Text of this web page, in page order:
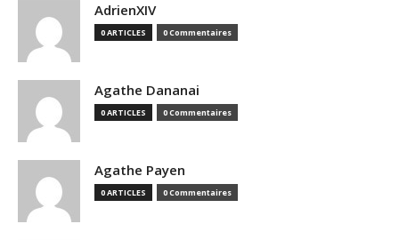
AdrienXIV
0 ARTICLES 0 Commentaires
Agathe Dananai
0 ARTICLES 0 Commentaires
Agathe Payen
0 ARTICLES 0 Commentaires